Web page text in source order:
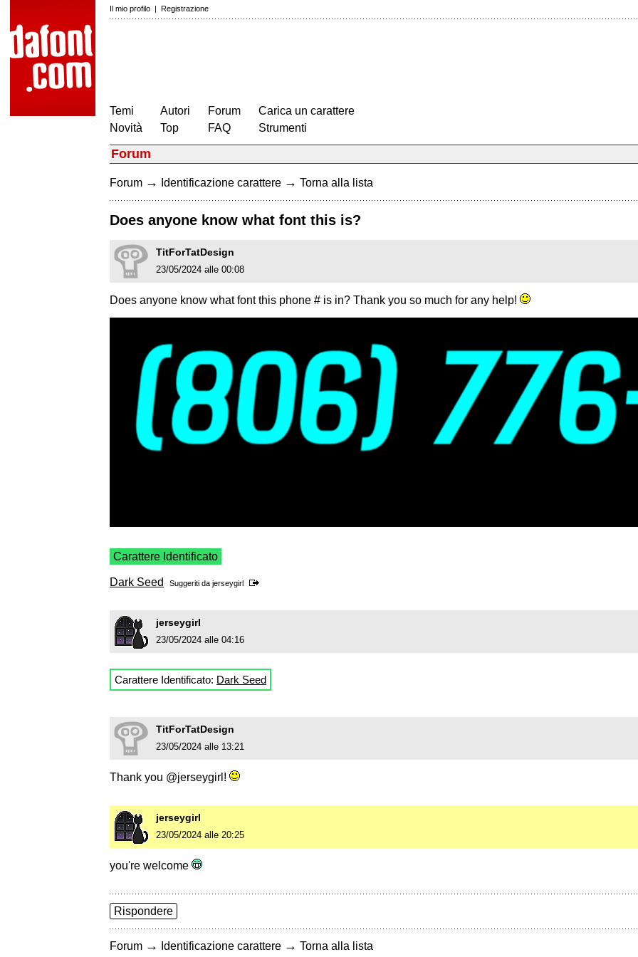
Il mio profilo | Registrazione
Temi
Novità
Autori
Top
Forum
FAQ
Carica un carattere
Strumenti
Forum
Forum → Identificazione carattere → Torna alla lista
Does anyone know what font this is?
TitForTatDesign
23/05/2024 alle 00:08
Does anyone know what font this phone # is in? Thank you so much for any help!
Carattere Identificato
Dark Seed Suggeriti da jerseygirl
jerseygirl
23/05/2024 alle 04:16
Carattere Identificato: Dark Seed
TitForTatDesign
23/05/2024 alle 13:21
Thank you @jerseygirl!
jerseygirl
23/05/2024 alle 20:25
you're welcome
Rispondere
Forum → Identificazione carattere → Torna alla lista